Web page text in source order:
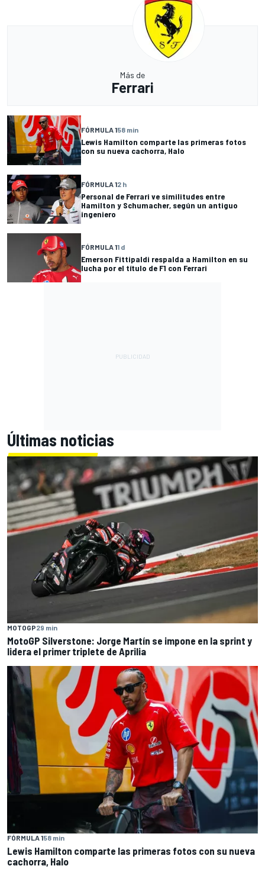
Más de
Ferrari
FÓRMULA 158 min
Lewis Hamilton comparte las primeras fotos
con su nueva cachorra, Halo
FÓRMULA 12 h
Personal de Ferrari ve similitudes entre
Hamilton y Schumacher, según un antiguo
ingeniero
FÓRMULA 11 d
Emerson Fittipaldi respalda a Hamilton en su
lucha por el título de F1 con Ferrari
Últimas noticias
MOTOGP29 min
MotoGP Silverstone: Jorge Martín se impone en la sprint y
lidera el primer triplete de Aprilia
FÓRMULA 158 min
Lewis Hamilton comparte las primeras fotos con su nueva
cachorra, Halo